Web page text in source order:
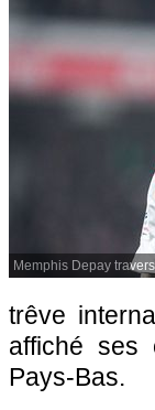
Memphis Depay
trêve
affiché ses
Pays-Bas.